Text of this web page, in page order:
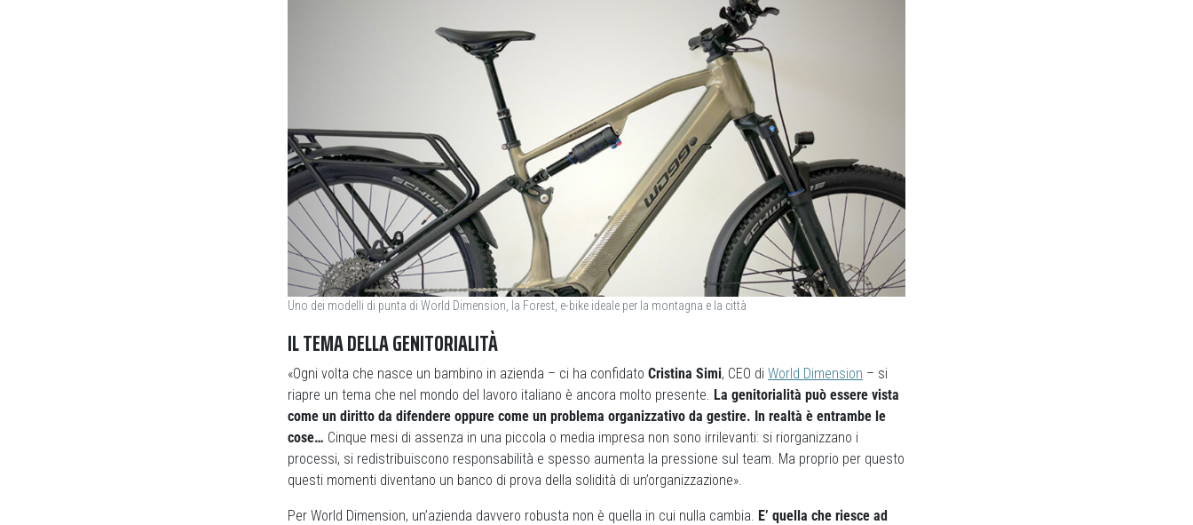
Uno dei modelli di punta di World Dimension, la Forest, e-bike ideale per la montagna e la città
IL TEMA DELLA GENITORIALITÀ
«Ogni volta che nasce un bambino in azienda – ci ha confidato Cristina Simi, CEO di World Dimension – si
riapre un tema che nel mondo del lavoro italiano è ancora molto presente. La genitorialità può essere vista
come un diritto da difendere oppure come un problema organizzativo da gestire. In realtà è entrambe le
cose… Cinque mesi di assenza in una piccola o media impresa non sono irrilevanti: si riorganizzano i
processi, si redistribuiscono responsabilità e spesso aumenta la pressione sul team. Ma proprio per questo
questi momenti diventano un banco di prova della solidità di un’organizzazione».
Per World Dimension, un’azienda davvero robusta non è quella in cui nulla cambia. E’ quella che riesce ad